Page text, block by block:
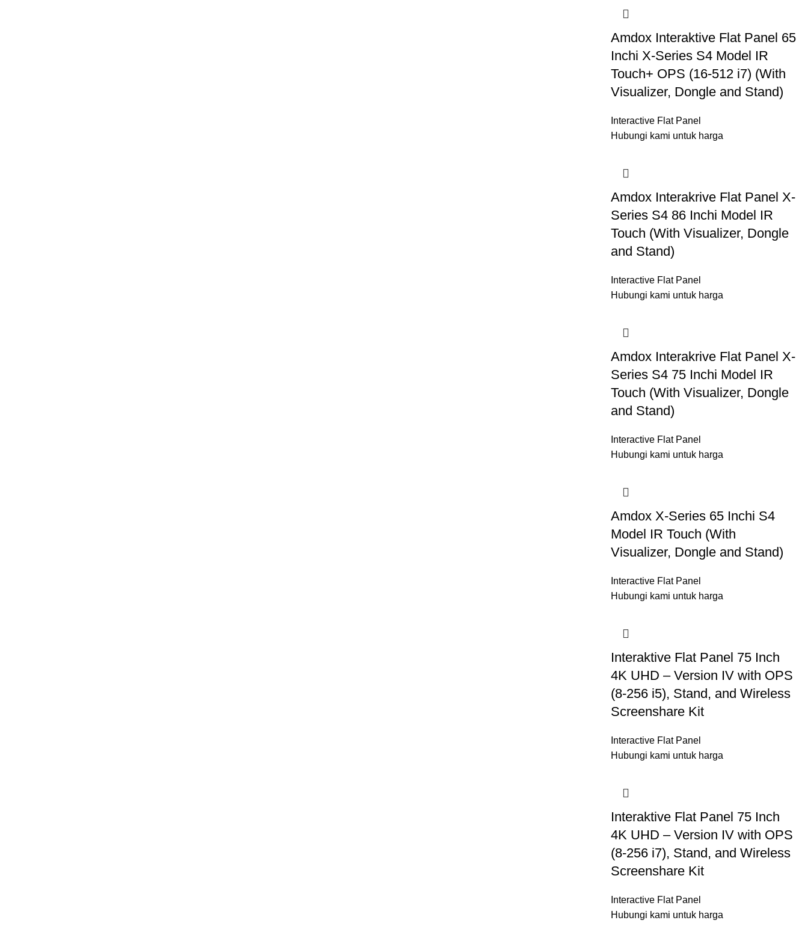
Amdox Interaktive Flat Panel 65
Inchi X-Series S4 Model IR
Touch+ OPS (16-512 i7) (With
Visualizer, Dongle and Stand)
Interactive Flat Panel
Hubungi kami untuk harga
Amdox Interakrive Flat Panel X-
Series S4 86 Inchi Model IR
Touch (With Visualizer, Dongle
and Stand)
Interactive Flat Panel
Hubungi kami untuk harga
Amdox Interakrive Flat Panel X-
Series S4 75 Inchi Model IR
Touch (With Visualizer, Dongle
and Stand)
Interactive Flat Panel
Hubungi kami untuk harga
Amdox X-Series 65 Inchi S4
Model IR Touch (With
Visualizer, Dongle and Stand)
Interactive Flat Panel
Hubungi kami untuk harga
Interaktive Flat Panel 75 Inch
4K UHD – Version IV with OPS
(8-256 i5), Stand, and Wireless
Screenshare Kit
Interactive Flat Panel
Hubungi kami untuk harga
Interaktive Flat Panel 75 Inch
4K UHD – Version IV with OPS
(8-256 i7), Stand, and Wireless
Screenshare Kit
Interactive Flat Panel
Hubungi kami untuk harga